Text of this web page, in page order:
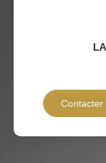
Contacter